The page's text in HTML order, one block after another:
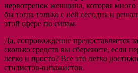
нервотрепок женщина, которая
бы тогда только с ней сегодня и
этой сфере по силам.
Да, сопровождение предоставляется
сколько средств вы сбережете, если
легко и просто? Все это легко
стилистов-визажистов.